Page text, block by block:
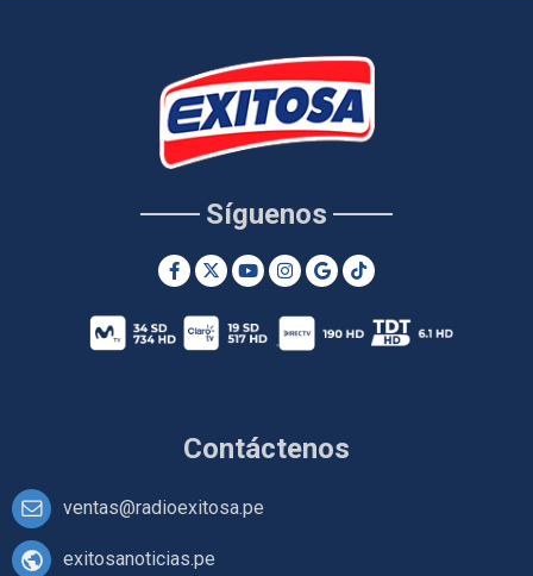
Contáctenos
ventas@radioexitosa.pe
exitosanoticias.pe
Síguenos